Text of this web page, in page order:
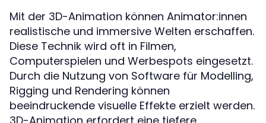
Mit der 3D-Animation können Animator:innen
realistische und immersive Welten erschaffen.
Diese Technik wird oft in Filmen,
Computerspielen und Werbespots eingesetzt.
Durch die Nutzung von Software für Modelling,
Rigging und Rendering können
beeindruckende visuelle Effekte erzielt werden.